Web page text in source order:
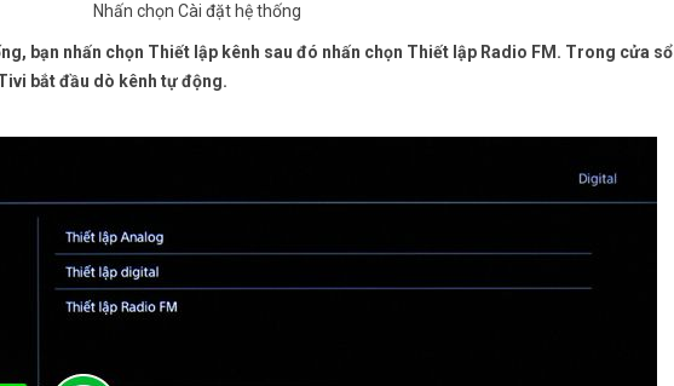
Nhấn chọn Cài đặt hệ thống
bạn nhấn chọn Thiết lập kênh sau đó nhấn chọn Thiết lập Radio FM. Trong cửa sổ
bắt đầu dò kênh tự động.